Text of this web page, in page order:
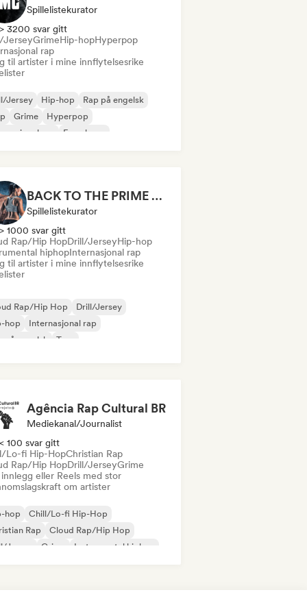
Spillelistekurator
3200 svar gitt
JerseyGrimeHip-hopHyperpop
rap
til artister i mine innflytelsesrike
Jersey Hip-hop
Rap på engelsk
Grime
Hyperpop
rap
Fransk rap
BACK TO THE PRIME 🔱🔥 Workout Motivation Playlist
Spillelistekurator
1000 svar gitt
Rap/Hip HopDrill/JerseyHip-hop
hiphopInternasjonal rap
til artister i mine innflytelsesrike
Rap/Hip Hop
Drill/Jersey
hop
Internasjonal rap
på engelsk
Trap
Agência Rap Cultural BR
Mediekanal/journalist
100 svar gitt
Lo-fi Hip-HopChristian Rap
Rap/Hip HopDrill/JerseyGrime
eller Reels med stor
om artister
hop
Chill/Lo-fi Hip-Hop
Rap
Cloud Rap/Hip Hop
Jersey
Grime
Instrumental hiphop